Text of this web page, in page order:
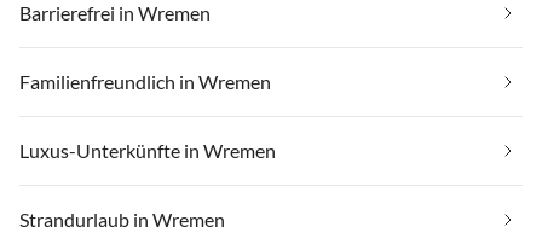
Barrierefrei in Wremen
Familienfreundlich in Wremen
Luxus-Unterkünfte in Wremen
Strandurlaub in Wremen